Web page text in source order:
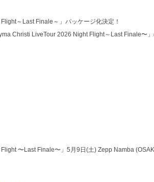
～Last Finale～」パッケージ化決定！
Christi LiveTour 2026 Night Flight～Last Finale〜」
〜Last Finale〜」5月9日(土) Zepp Namba